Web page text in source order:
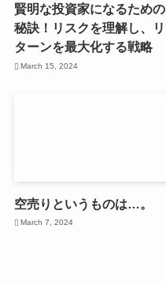
賢明な投資家になるための
秘訣！リスクを理解し、リ
ターンを最大化する戦略
March 15, 2024
空売りというものは…。
March 7, 2024